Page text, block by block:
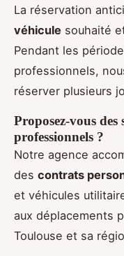
La réservation
véhicule souhaité
Pendant les
professionnels,
réserver plusieurs
Proposez-vous des
professionnels ?
Notre agence
des contrats
et véhicules
aux déplacements
Toulouse et sa